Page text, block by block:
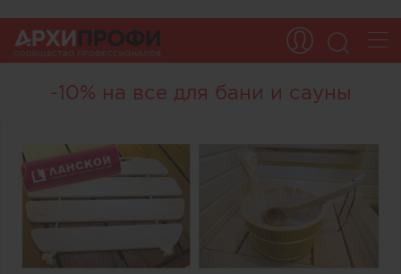
-10% на все для бани и сауны